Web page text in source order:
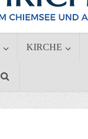
KIRCHE